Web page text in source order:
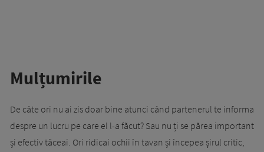
Mulțumirile
De câte ori nu ai zis doar bine atunci când partenerul te informa
despre un lucru pe care el l-a făcut? Sau nu ți se părea important
și efectiv tăceai. Ori ridicai ochii în tavan și începea șirul critic,